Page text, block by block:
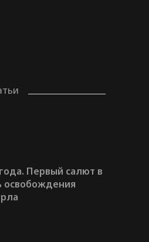
Первый салют в
освобождения